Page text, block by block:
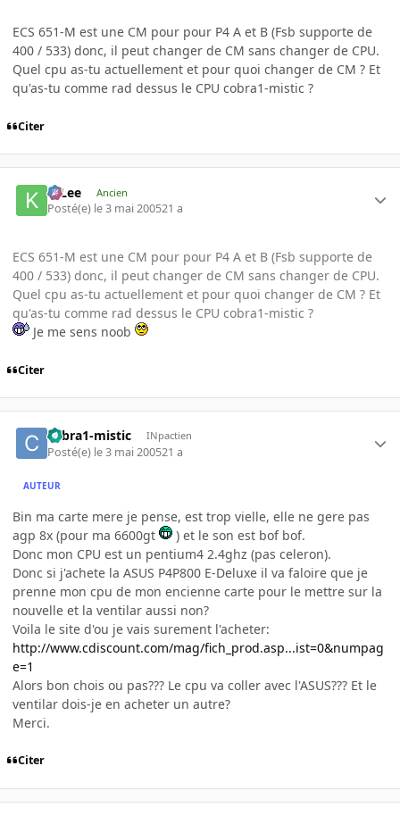
ECS 651-M est une CM pour pour P4 A et B (Fsb supporte de
400 / 533) donc, il peut changer de CM sans changer de CPU.
Quel cpu as-tu actuellement et pour quoi changer de CM ? Et
qu'as-tu comme rad dessus le CPU cobra1-mistic ?
Citer
K-Lee Ancien
Posté(e) le 3 mai 200521 a
ECS 651-M est une CM pour pour P4 A et B (Fsb supporte de
400 / 533) donc, il peut changer de CM sans changer de CPU.
Quel cpu as-tu actuellement et pour quoi changer de CM ? Et
qu'as-tu comme rad dessus le CPU cobra1-mistic ?
Je me sens noob
Citer
cobra1-mistic INpactien
Posté(e) le 3 mai 200521 a
AUTEUR
Bin ma carte mere je pense, est trop vielle, elle ne gere pas
agp 8x (pour ma 6600gt
) et le son est bof bof.
Donc mon CPU est un pentium4 2.4ghz (pas celeron).
Donc si j'achete la ASUS P4P800 E-Deluxe il va faloire que je
prenne mon cpu de mon encienne carte pour le mettre sur la
nouvelle et la ventilar aussi non?
Voila le site d'ou je vais surement l'acheter:
http://www.cdiscount.com/mag/fich_prod.asp...ist=0&numpag
e=1
Alors bon chois ou pas??? Le cpu va coller avec l'ASUS??? Et le
ventilar dois-je en acheter un autre?
Merci.
Citer